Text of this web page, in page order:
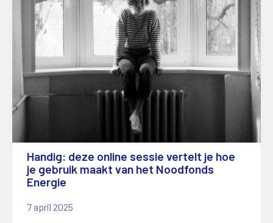
Handig: deze online sessie vertelt je hoe
je gebruik maakt van het Noodfonds
Energie
7 april 2025